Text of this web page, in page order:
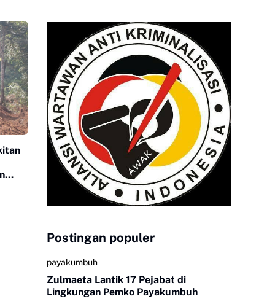
Postingan populer
payakumbuh
Zulmaeta Lantik 17 Pejabat di
Lingkungan Pemko Payakumbuh